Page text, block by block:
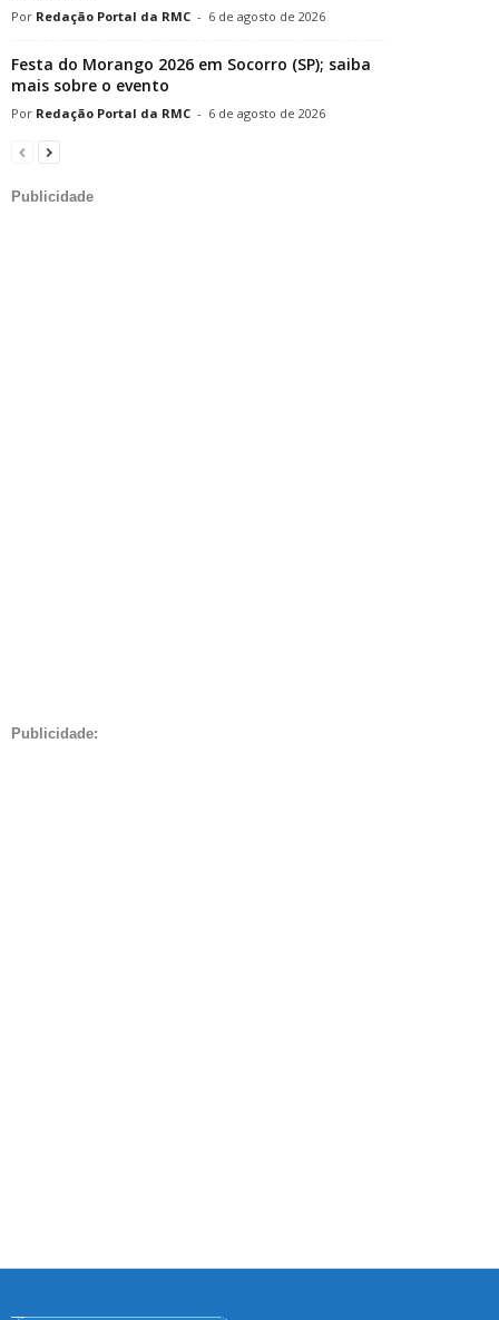
Redação Portal da RMC - 6 de agosto de 2026
Festa do Morango 2026 em Socorro (SP); saiba
mais sobre o evento
Redação Portal da RMC - 6 de agosto de 2026
Publicidade
Publicidade: